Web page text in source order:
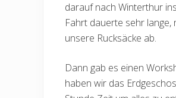
darauf nach Winterthur
Fahrt dauerte sehr lange,
unsere Rucksäcke ab.
Dann gab es einen
haben wir das